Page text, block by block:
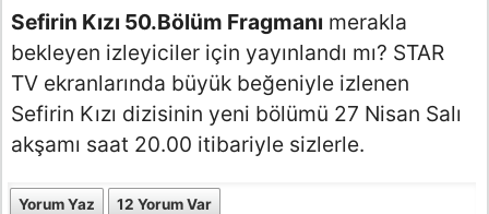
Sefirin Kızı 50.Bölüm Fragmanı merakla
bekleyen izleyiciler için yayınlandı mı? STAR
TV ekranlarında büyük beğeniyle izlenen
Sefirin Kızı dizisinin yeni bölümü 27 Nisan Salı
akşamı saat 20.00 itibariyle sizlerle.
Yorum Yaz 12 Yorum Var